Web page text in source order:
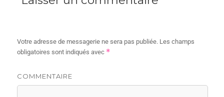
Votre adresse de messagerie ne sera pas publiée. Les champs
obligatoires sont indiqués avec *
COMMENTAIRE